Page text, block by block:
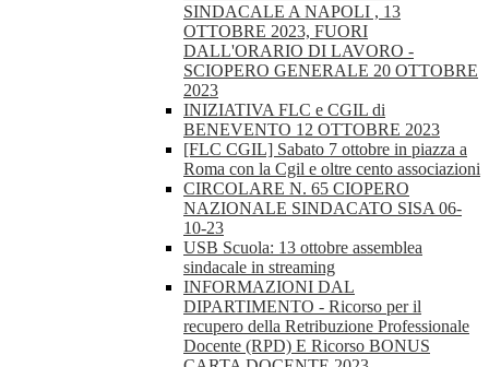
SINDACALE A NAPOLI , 13
OTTOBRE 2023, FUORI
DALL'ORARIO DI LAVORO -
SCIOPERO GENERALE 20 OTTOBRE
2023
INIZIATIVA FLC e CGIL di
BENEVENTO 12 OTTOBRE 2023
[FLC CGIL] Sabato 7 ottobre in piazza a
Roma con la Cgil e oltre cento associazioni
CIRCOLARE N. 65 CIOPERO
NAZIONALE SINDACATO SISA 06-
10-23
USB Scuola: 13 ottobre assemblea
sindacale in streaming
INFORMAZIONI DAL
DIPARTIMENTO - Ricorso per il
recupero della Retribuzione Professionale
Docente (RPD) E Ricorso BONUS